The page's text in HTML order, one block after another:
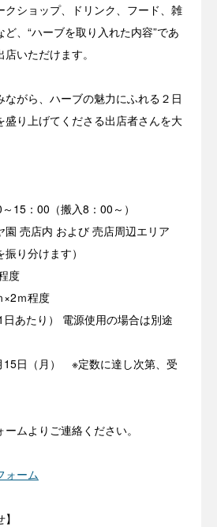
クショップ、ドリンク、フード、雑
、“ハーブを取り入れた内容”であ
いただけます。
がら、ハーブの魅力にふれる２日
盛り上げてくださる出店者さんを大
：00（搬入8：00～）
園 売店内 および 売店周辺エリア
振り分けます）
度
×2ｍ程度
あたり） 電源使用の場合は別途
15日（月） ※定数に達し次第、受
ムよりご連絡ください。
ォーム